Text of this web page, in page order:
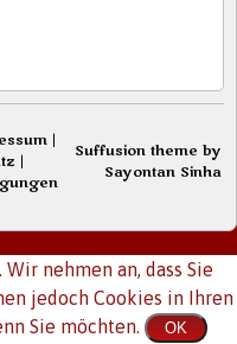
|
|
Suffusion theme by
Sayontan Sinha
nehmen an, dass Sie
jedoch Cookies in Ihren
Sie möchten.
OK